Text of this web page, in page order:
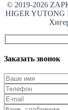
© 2019-2026
HIGER YUTONG
Заказать звонок